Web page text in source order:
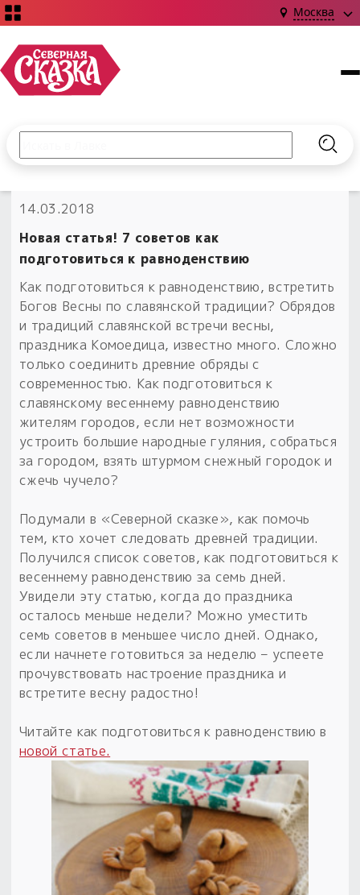
Москва
НОВИНКИ!
Книги
Наборы для курсов и книг
Обереги славян нательные
Обереги для дома и машины
Обрядовые предметы
Расходные материалы
Готовые заговоры и обряды
Сундучок
Сказки
Магия
Библиография
Об авторе и издательстве
Наборы для книг
Электронные книги
С чего начать?
Материалы
Для алтаря
Расходные материалы
Гадание он-лайн
Приложение для гадания
30 вариантов раскладов по системе Рез Рода:
Готовые заговоры
Для чего:
Предметы
Магические наборы
Для алтаря
Расходные материалы
С чего начать?
Новые книги
в лавке!
«Резы Рода. Нежиты» и «Резы
Рода.Духи-Хозяева» с колодами
толковники со значениями, раскладами,
толкованиями колод
Пыльный сундучок
большое обновление
Товары со скидкой
Товары недели
Введите текст и нажмите кнопку «Найти», чтобы
14.03.2018
Новая статья! 7 советов как
подготовиться к равноденствию
Как подготовиться к равноденствию, встретить
Богов Весны по славянской традиции? Обрядов
и традиций славянской встречи весны,
праздника Комоедица, известно много. Сложно
только соединить древние обряды с
современностью. Как подготовиться к
славянскому весеннему равноденствию
жителям городов, если нет возможности
устроить большие народные гуляния, собраться
за городом, взять штурмом снежный городок и
сжечь чучело?
Подумали в «Северной сказке», как помочь
тем, кто хочет следовать древней традиции.
Получился список советов, как подготовиться к
весеннему равноденствию за семь дней.
Увидели эту статью, когда до праздника
осталось меньше недели? Можно уместить
семь советов в меньшее число дней. Однако,
если начнете готовиться за неделю – успеете
прочувствовать настроение праздника и
встретите весну радостно!
Читайте как подготовиться к равноденствию в
новой статье.